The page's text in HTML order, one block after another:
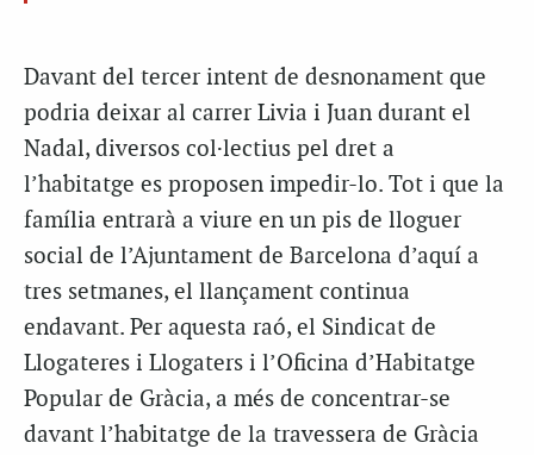
Davant del tercer intent de desnonament que
podria deixar al carrer Livia i Juan durant el
Nadal, diversos col·lectius pel dret a
l’habitatge es proposen impedir-lo. Tot i que la
família entrarà a viure en un pis de lloguer
social de l’Ajuntament de Barcelona d’aquí a
tres setmanes, el llançament continua
endavant. Per aquesta raó, el Sindicat de
Llogateres i Llogaters i l’Oficina d’Habitatge
Popular de Gràcia, a més de concentrar-se
davant l’habitatge de la travessera de Gràcia